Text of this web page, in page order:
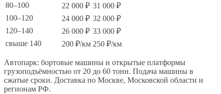
80–100
22 000 ₽ 31 000 ₽
100–120
24 000 ₽ 32 000 ₽
120–140
26 000 ₽ 33 000 ₽
свыше 140
200 ₽/км 250 ₽/км
Автопарк: бортовые машины и открытые платформы
грузоподъёмностью от 20 до 60 тонн. Подача машины в
сжатые сроки. Доставка по Москве, Московской области и
регионам РФ.